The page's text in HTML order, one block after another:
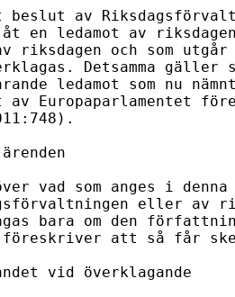
av
åt en ledamot av
riksdagen och som utgår
Detsamma gäller
ledamot som nu
av Europaparlamentet
vad som anges i
eller av
bara om den
föreskriver att så får
vid överklagande